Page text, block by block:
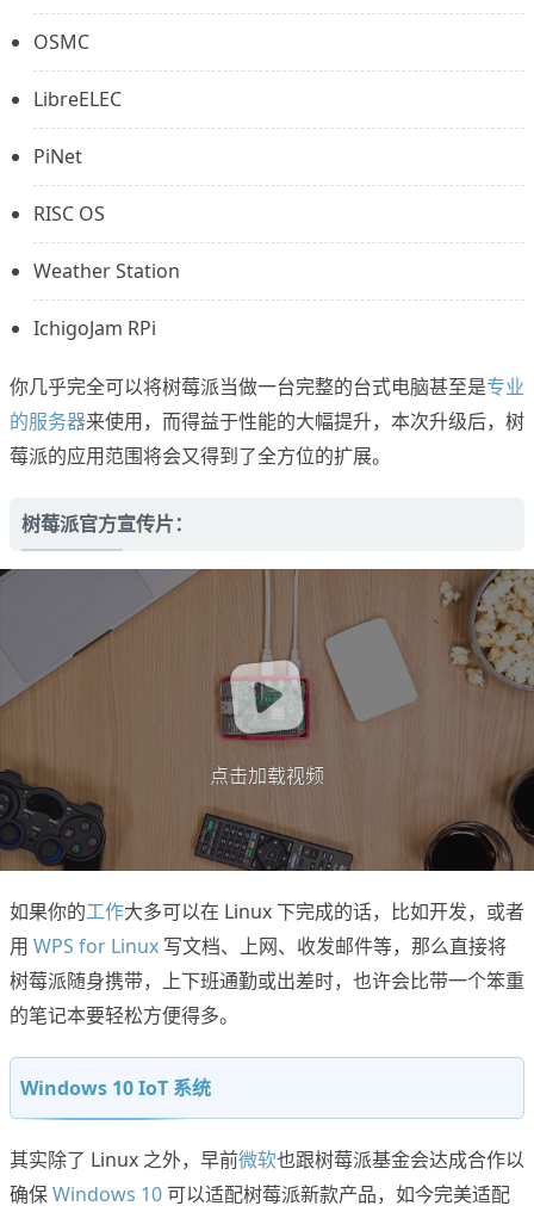
OSMC
LibreELEC
PiNet
RISC OS
Weather Station
IchigoJam RPi
你几乎完全可以将树莓派当做一台完整的台式电脑甚至是专业
的服务器来使用，而得益于性能的大幅提升，本次升级后，树
莓派的应用范围将会又得到了全方位的扩展。
树莓派官方宣传片：
点击加载视频
如果你的工作大多可以在 Linux 下完成的话，比如开发，或者
用 WPS for Linux 写文档、上网、收发邮件等，那么直接将
树莓派随身携带，上下班通勤或出差时，也许会比带一个笨重
的笔记本要轻松方便得多。
Windows 10 IoT 系统
其实除了 Linux 之外，早前微软也跟树莓派基金会达成合作以
确保Windows 10 可以适配树莓派新款产品，如今完美适配